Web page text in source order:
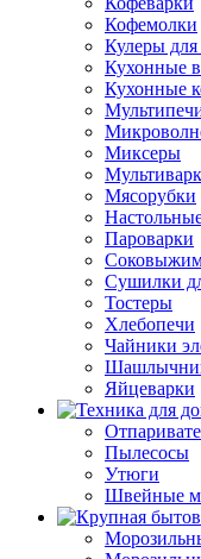
Кофемолки
Кулеры
Кухонные
Кухонные
Миксеры
Мясорубки
Пароварки
Сушилки
Тостеры
Хлебопечи
Чайники
Яйцеварки
Пылесосы
Утюги
Швейные